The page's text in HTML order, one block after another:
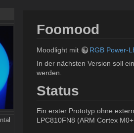
Foomood
Moodlight mit RGB Power-
In der nächsten Version soll ein
werden.
Status
Ein erster Prototyp ohne
LPC810FN8 (ARM Cortex